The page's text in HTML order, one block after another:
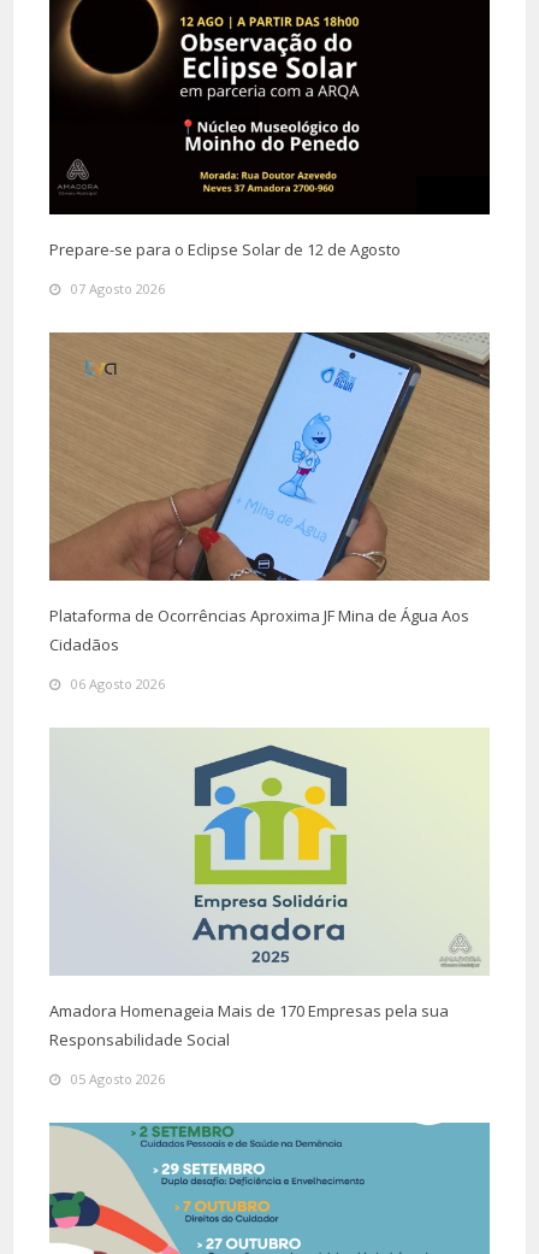
Prepare-se para o Eclipse Solar de 12 de Agosto
07 Agosto 2026
Plataforma de Ocorrências Aproxima JF Mina de Água Aos
Cidadãos
06 Agosto 2026
Amadora Homenageia Mais de 170 Empresas pela sua
Responsabilidade Social
05 Agosto 2026